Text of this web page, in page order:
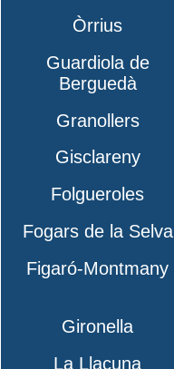
Òrrius
Guardiola de
Berguedà
Granollers
Gisclareny
Folgueroles
Fogars de la Selva
Figaró-Montmany
Gironella
La Llacuna